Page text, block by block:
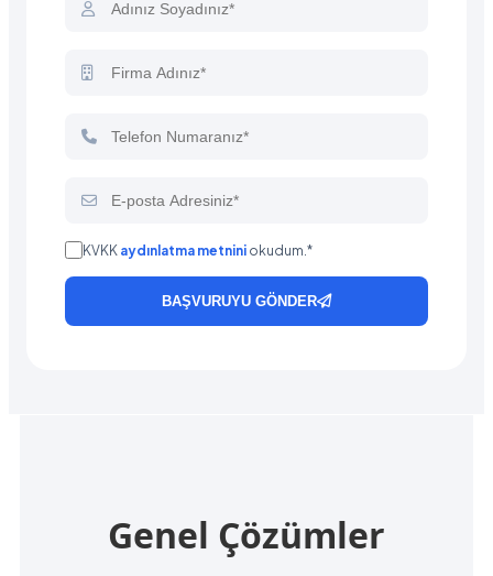
KVKK aydınlatma metnini okudum.*
BAŞVURUYU GÖNDER
Genel Çözümler